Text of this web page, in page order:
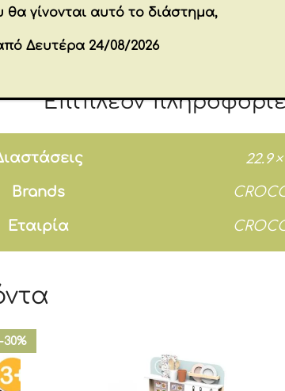
χαρτόνι.
ηλικίας 3 ετών και άνω. Το μέγεθος
μια μεγάλη και εντυπωσιακή
Επιπλέον
22.9
Brands
Εταιρία
-30%
θα γίνονται αυτό το διάστημα,
Δευτέρα 24/08/2026